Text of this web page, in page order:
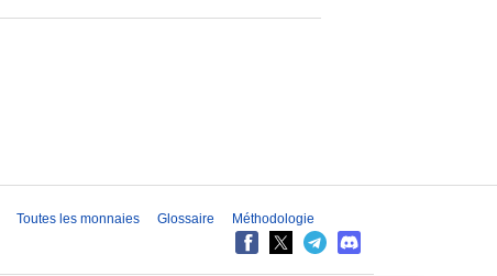
Toutes les monnaies Glossaire
Méthodologie